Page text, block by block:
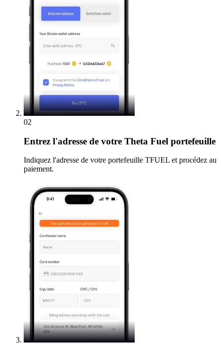
02
Entrez l'adresse de votre Theta Fuel portefeuille
Indiquez l'adresse de votre portefeuille TFUEL et procédez au
paiement.